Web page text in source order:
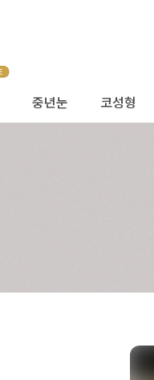
중년눈 코성형